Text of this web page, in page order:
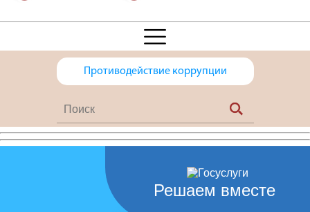
Противодействие коррупции
Решаем вместе